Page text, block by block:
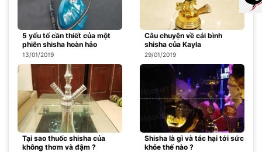
5 yếu tố cần thiết của một
phiên shisha hoàn hảo
13/01/2019
Câu chuyện về cái bình
shisha của Kayla
29/01/2019
Tại sao thuốc shisha của
không thơm và đậm ?
Shisha là gì và tác hại tới sức
khỏe thế nào ?